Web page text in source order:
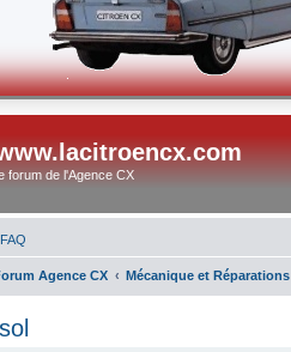
forum de l'Agence CX
FAQ
Agence CX Mécanique et Réparations